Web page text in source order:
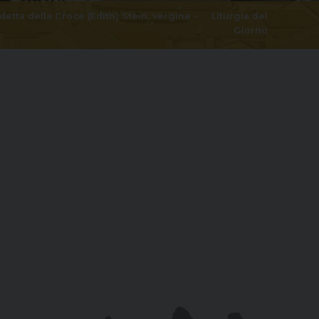
della Croce (Edith) Stein, vergine -
Liturgia del
Giorno